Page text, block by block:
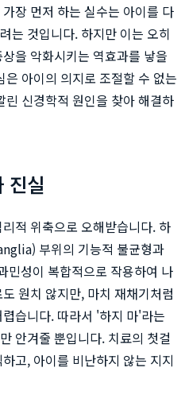
장 먼저 하는 실수는 아이를 다
는 것입니다. 하지만 이는 오히
을 악화시키는 역효과를 낳을
아이의 의지로 조절할 수 없는
신경학적 원인을 찾아 해결하
진실
적 위축으로 오해받습니다. 하
부위의 기능적 불균형과
민성이 복합적으로 작용하여 나
원치 않지만, 마치 재채기처럼
습니다. 따라서 '하지 마'라는
안겨줄 뿐입니다. 치료의 첫걸
고, 아이를 비난하지 않는 지지